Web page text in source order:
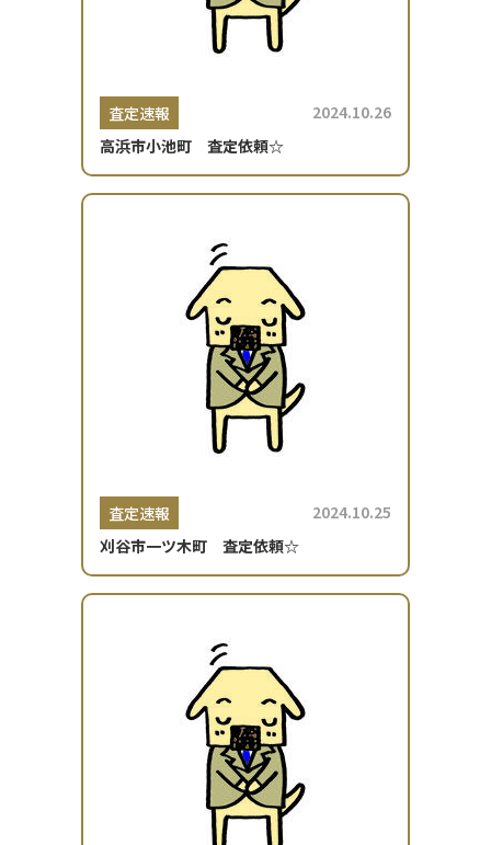
査定速報
2024.10.26
高浜市小池町 査定依頼☆
査定速報
2024.10.25
刈谷市一ツ木町 査定依頼☆